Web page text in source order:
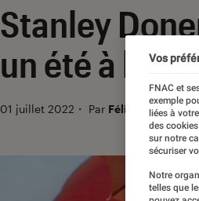
Stanley
un été à la
01 juillet 2022 ・ Par Félix Tardieu
Vos
FNAC et
exemple
liées à
des
sur notre
sécuriser
Notre
telles que